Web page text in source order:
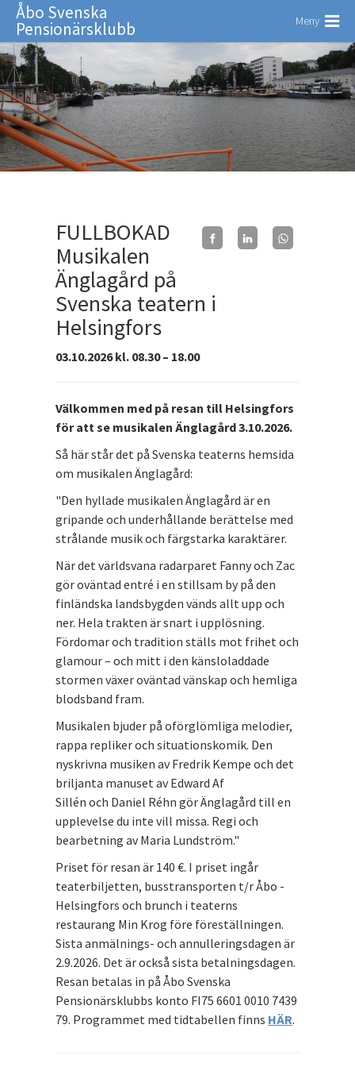
Åbo Svenska
Pensionärsklubb Meny
FULLBOKAD
Musikalen
Änglagård på
Svenska teatern i
Helsingfors
03.10.2026 kl. 08.30 – 18.00
Välkommen med på resan till Helsingfors
för att se musikalen Änglagård 3.10.2026.
Så här står det på Svenska teaterns hemsida
om musikalen Änglagård:
"Den hyllade musikalen Änglagård är en
gripande och underhållande berättelse med
strålande musik och färgstarka karaktärer.
När det världsvana radarparet Fanny och Zac
gör oväntad entré i en stillsam by på den
finländska landsbygden vänds allt upp och
ner. Hela trakten är snart i upplösning.
Fördomar och tradition ställs mot frihet och
glamour – och mitt i den känsloladdade
stormen växer oväntad vänskap och hemliga
blodsband fram.
Musikalen bjuder på oförglömliga melodier,
rappa repliker och situationskomik. Den
nyskrivna musiken av Fredrik Kempe och det
briljanta manuset av Edward Af
Sillén och Daniel Réhn gör Änglagård till en
upplevelse du inte vill missa. Regi och
bearbetning av Maria Lundström."
Priset för resan är 140 €. I priset ingår
teaterbiljetten, busstransporten t/r Åbo -
Helsingfors och brunch i teaterns
restaurang Min Krog före föreställningen.
Sista anmälnings- och annulleringsdagen är
2.9.2026. Det är också sista betalningsdagen.
Resan betalas in på Åbo Svenska
Pensionärsklubbs konto FI75 6601 0010 7439
79. Programmet med tidtabellen finns HÄR.